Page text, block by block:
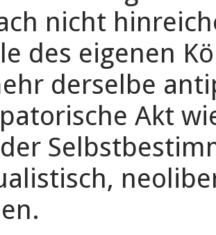
nicht
des eigenen
derselbe
Akt